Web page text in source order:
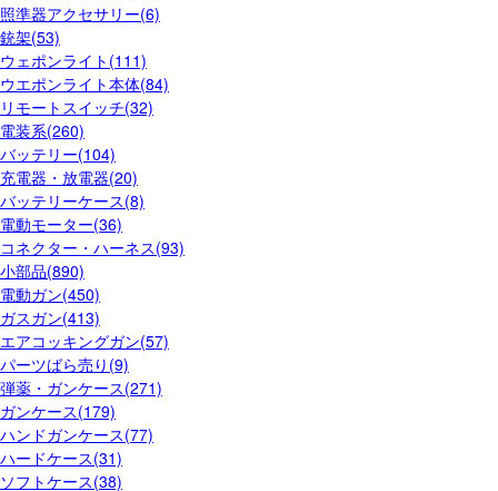
照準器アクセサリー(6)
銃架(53)
ウェポンライト(111)
ウエポンライト本体(84)
リモートスイッチ(32)
電装系(260)
バッテリー(104)
充電器・放電器(20)
バッテリーケース(8)
電動モーター(36)
コネクター・ハーネス(93)
小部品(890)
電動ガン(450)
ガスガン(413)
エアコッキングガン(57)
パーツばら売り(9)
弾薬・ガンケース(271)
ガンケース(179)
ハンドガンケース(77)
ハードケース(31)
ソフトケース(38)